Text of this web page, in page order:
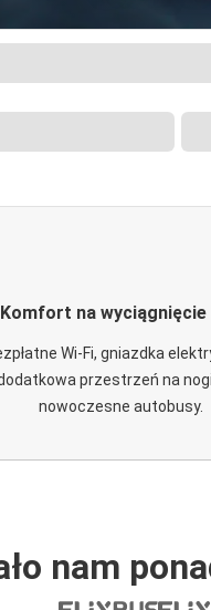
Komfort na wyciągnięcie
Wi-Fi, gniazdka
przestrzeń na
nowoczesne autobusy.
nam